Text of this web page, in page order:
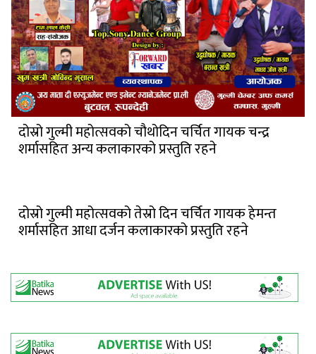
दोस्रो गुल्मी महोत्सवको चौथोदिन चर्चित गायक चन्द्र
शर्मासहित अन्य कलाकारको प्रस्तुति रहने
दोस्रो गुल्मी महोत्सवको तेस्रो दिन चर्चित गायक हेमन्त
शर्मासहित आधा दर्जन कलाकारको प्रस्तुति रहने